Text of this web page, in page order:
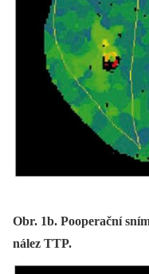
Obr. 1b. Pooperační
nález TTP.